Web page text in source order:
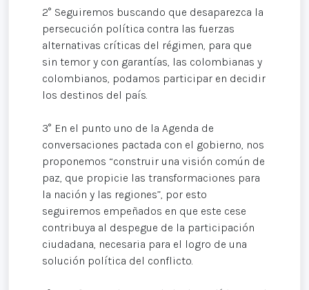
2° Seguiremos buscando que desaparezca la
persecución política contra las fuerzas
alternativas críticas del régimen, para que
sin temor y con garantías, las colombianas y
colombianos, podamos participar en decidir
los destinos del país.
3° En el punto uno de la Agenda de
conversaciones pactada con el gobierno, nos
proponemos “construir una visión común de
paz, que propicie las transformaciones para
la nación y las regiones”, por esto
seguiremos empeñados en que este cese
contribuya al despegue de la participación
ciudadana, necesaria para el logro de una
solución política del conflicto.